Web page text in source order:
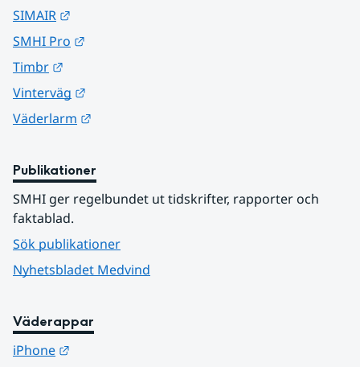
SIMAIR
SMHI Pro
Timbr
Vinterväg
Väderlarm
Publikationer
SMHI ger regelbundet ut tidskrifter, rapporter och
faktablad.
Sök publikationer
Nyhetsbladet Medvind
Väderappar
iPhone